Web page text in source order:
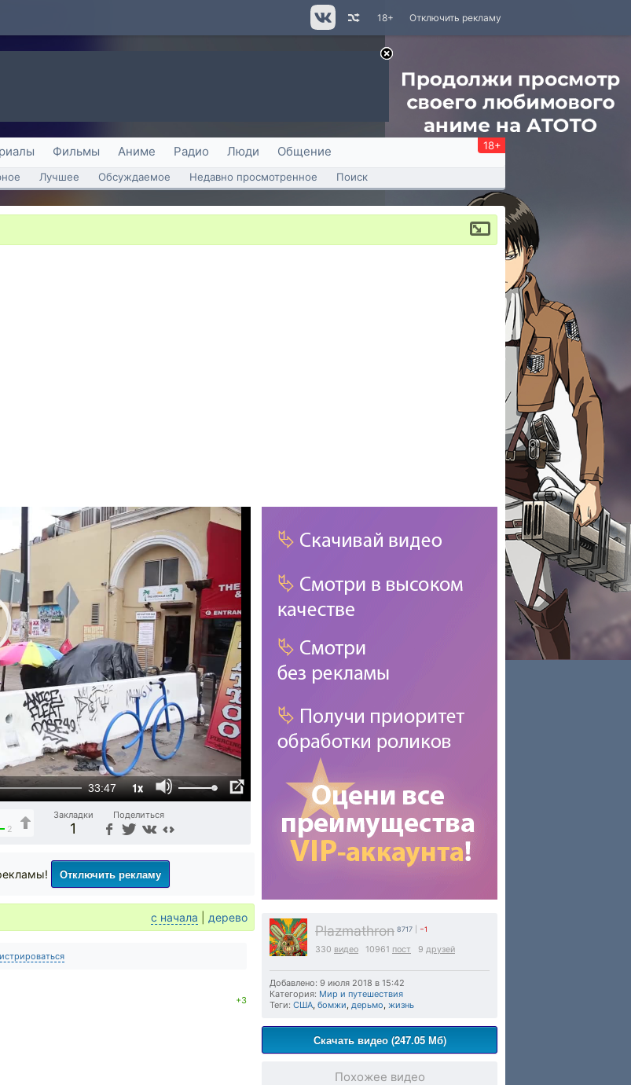
Отключить рекламу
18+
Фильмы Аниме Радио Люди Общение 18+
Лучшее Обсуждаемое Недавно просмотренное Поиск
33:47 1x
2
Закладки
1
Поделиться
Plazmathron 8717 −1
330 видео 10961 пост 9 друзей
Добавлено: 9 июля 2018 в 15:42
Категория: Мир и путешествия
Теги: США, бомжи, дерьмо, жизнь
Скачать видео (247.05 Мб)
Похожее видео
Отключить рекламу
с начала дерево
+3